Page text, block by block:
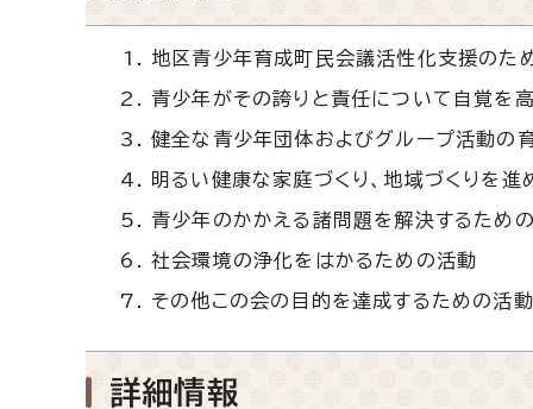
地区青少年育成町民会議活性化支援のた
青少年がその誇りと責任について自覚を
健全な青少年団体およびグループ活動の
明るい健康な家庭づくり、地域づくりを進
青少年のかかえる諸問題を解決するため
社会環境の浄化をはかるための活動
その他この会の目的を達成するための活動
詳細情報